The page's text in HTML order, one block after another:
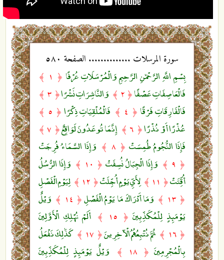
سورة المرسلات .............. الصفحة ٥٨٠
بِسْمِ اللَّهِ الرَّحْمَٰنِ الرَّحِيمِ وَالْمُرْسَلَاتِ عُرْفًا ﴿ ١ ﴾
فَالْعَاصِفَاتِ عَصْفًا﴿ ٢ ﴾ وَالنَّاشِرَاتِ نَشْرًا﴿ ٣ ﴾
فَالْفَارِقَاتِ فَرْقًا ﴿ ٤ ﴾ فَالْمُلْقِيَاتِ ذِكْرًا ﴿ ٥ ﴾
عُذْرًا أَوْ نُذْرًا﴿ ٦ ﴾ إِنَّمَا تُوعَدُونَ لَوَاقِعٌ﴿ ٧ ﴾
فَإِذَا النُّجُومُ طُمِسَتْ ﴿ ٨ ﴾ وَإِذَا السَّمَاءُ فُرِجَتْ
﴿ ٩ ﴾ وَإِذَا الْجِبَالُ نُسِفَتْ ﴿ ١٠ ﴾
وَإِذَا الرُّسُلُ
أُقِّتَتْ﴿ ١١ ﴾ لِأَيِّ يَوْمٍ أُجِّلَتْ﴿ ١٢ ﴾ لِيَوْمِ الْفَصْلِ
﴿ ١٣ ﴾ وَمَا أَدْرَاكَ مَا يَوْمُ الْفَصْلِ﴿ ١٤ ﴾
وَيْلٌ
يَوْمَئِذٍ لِلْمُكَذِّبِينَ ﴿ ١٥ ﴾ أَلَمْ نُهْلِكِ الْأَوَّلِينَ
﴿ ١٦ ﴾ ثُمَّ نُتْبِعُهُمُ الْآخِرِينَ﴿ ١٧ ﴾
كَذَٰلِكَ نَفْعَلُ
بِالْمُجْرِمِينَ ﴿ ١٨ ﴾ وَيْلٌ يَوْمَئِذٍ لِلْمُكَذِّبِينَ